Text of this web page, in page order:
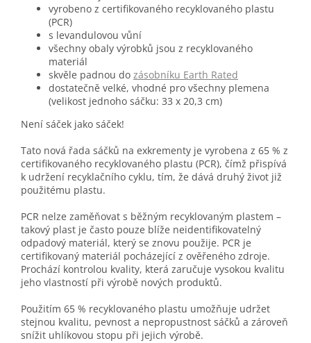
vyrobeno z certifikovaného recyklovaného plastu
(PCR)
s levandulovou vůní
všechny obaly výrobků jsou z recyklovaného
materiál
skvěle padnou do zásobníku Earth Rated
dostatečně velké, vhodné pro všechny plemena
(velikost jednoho sáčku: 33 x 20,3 cm)
Není sáček jako sáček!
Tato nová řada sáčků na exkrementy je vyrobena z 65 % z
certifikovaného recyklovaného plastu (PCR), čímž přispívá
k udržení recyklačního cyklu, tím, že dává druhý život již
použitému plastu.
PCR nelze zaměňovat s běžným recyklovaným plastem –
takový plast je často pouze blíže neidentifikovatelný
odpadový materiál, který se znovu použije. PCR je
certifikovaný materiál pocházející z ověřeného zdroje.
Prochází kontrolou kvality, která zaručuje vysokou kvalitu
jeho vlastností při výrobě nových produktů.
Použitím 65 % recyklovaného plastu umožňuje udržet
stejnou kvalitu, pevnost a nepropustnost sáčků a zároveň
snížit uhlíkovou stopu při jejich výrobě.